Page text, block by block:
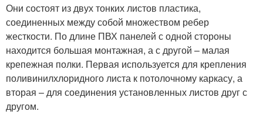
Они состоят из двух тонких листов пластика,
соединенных между собой множеством ребер
жесткости. По длине ПВХ панелей с одной стороны
находится большая монтажная, а с другой – малая
крепежная полки. Первая используется для крепления
поливинилхлоридного листа к потолочному каркасу, а
вторая – для соединения установленных листов друг с
другом.